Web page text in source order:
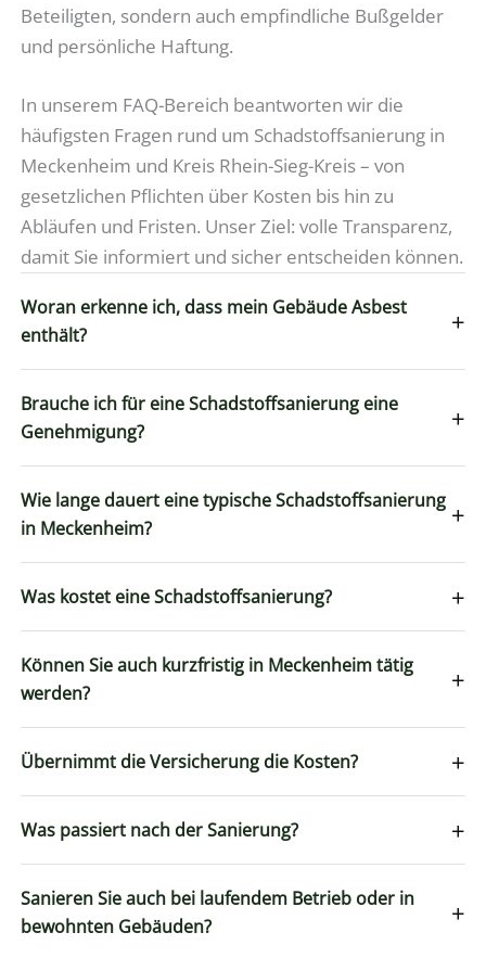
Beteiligten, sondern auch empfindliche Bußgelder
und persönliche Haftung.
In unserem FAQ-Bereich beantworten wir die
häufigsten Fragen rund um Schadstoffsanierung in
Meckenheim und Kreis Rhein-Sieg-Kreis – von
gesetzlichen Pflichten über Kosten bis hin zu
Abläufen und Fristen. Unser Ziel: volle Transparenz,
damit Sie informiert und sicher entscheiden können.
Woran erkenne ich, dass mein Gebäude Asbest
enthält?
+
Brauche ich für eine Schadstoffsanierung eine
Genehmigung?
+
Wie lange dauert eine typische Schadstoffsanierung
in Meckenheim?
+
Was kostet eine Schadstoffsanierung? +
Können Sie auch kurzfristig in Meckenheim tätig
werden?
+
Übernimmt die Versicherung die Kosten? +
Was passiert nach der Sanierung? +
Sanieren Sie auch bei laufendem Betrieb oder in
bewohnten Gebäuden?
+